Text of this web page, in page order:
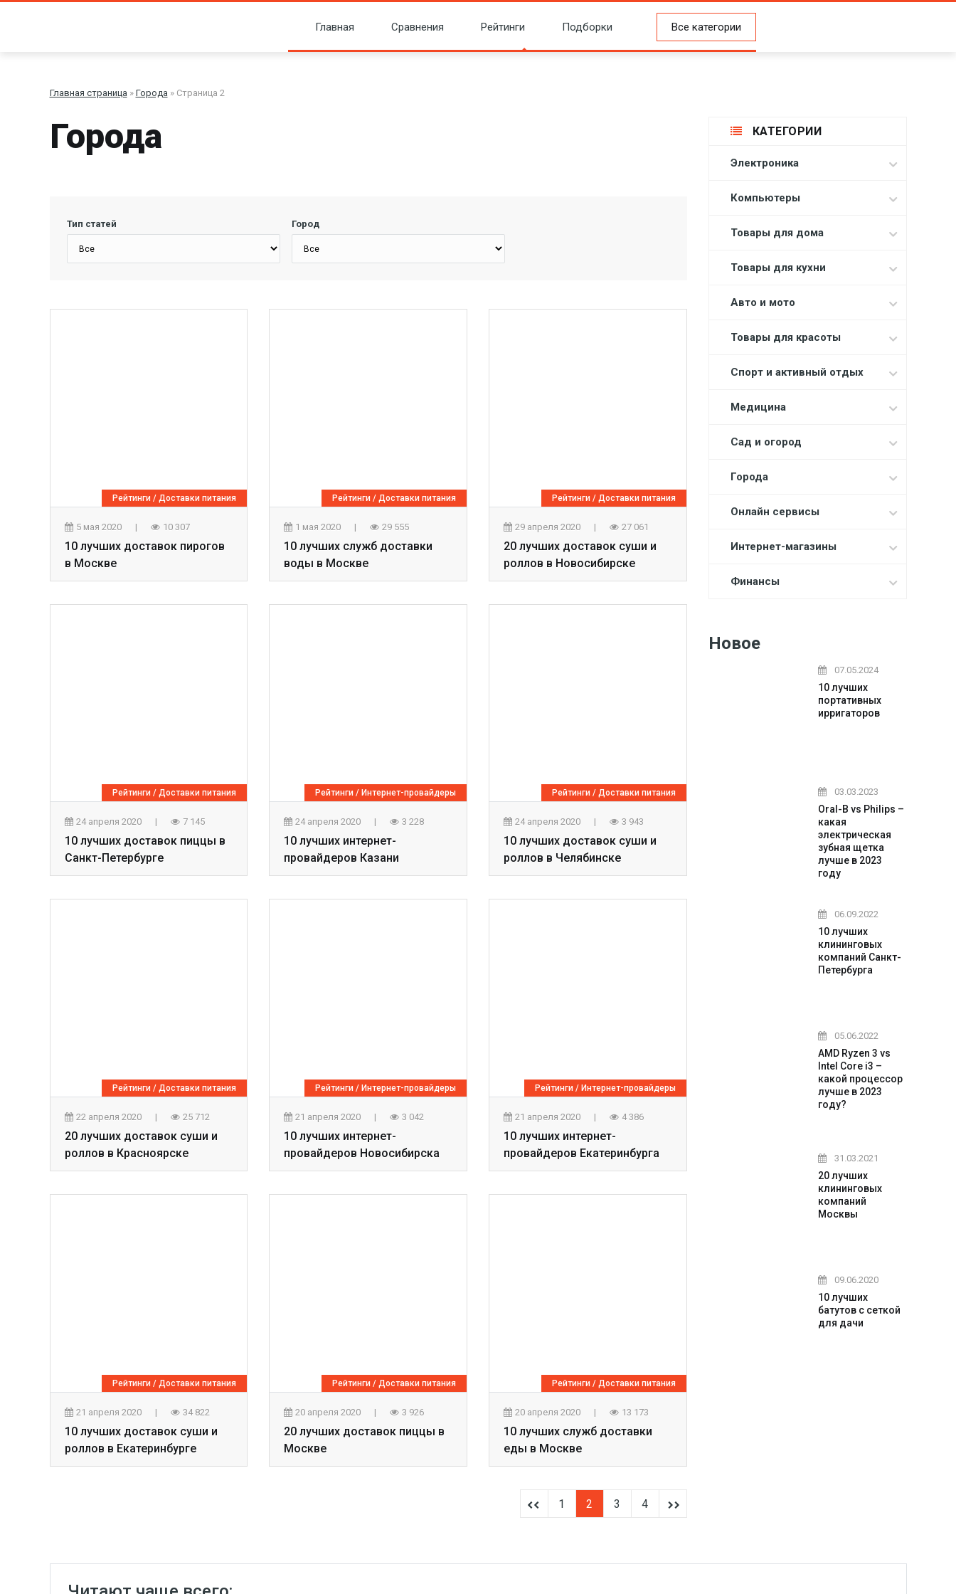
Главная Сравнения Рейтинги Подборки Все категории
Главная страница » Города » Страница 2
Города
Тип статей Город
Рейтинги / Доставки питания
5 мая 2020 | 10 307
10 лучших доставок пирогов
в Москве
Рейтинги/ Доставки питания
1 мая 2020 | 29 555
10 лучших служб доставки
воды в Москве
Рейтинги/ Доставки питания
29 апреля 2020 | 27 061
20 лучших доставок суши и
роллов в Новосибирске
Рейтинги /Доставки питания
24 апреля 2020 | 7 145
10 лучших доставок пиццы в
Санкт-Петербурге
Рейтинги/ Интернет-провайдеры
24 апреля 2020 | 3 228
10 лучших интернет-
провайдеров Казани
Рейтинги/ Доставки питания
24 апреля 2020 | 3 943
10 лучших доставок суши и
роллов в Челябинске
Рейтинги /Доставки питания
22 апреля 2020 | 25 712
20 лучших доставок суши и
роллов в Красноярске
Рейтинги/ Интернет-провайдеры
21 апреля 2020 | 3 042
10 лучших интернет-
провайдеров Новосибирска
Рейтинги/ Интернет-провайдеры
21 апреля 2020 | 4 386
10 лучших интернет-
провайдеров Екатеринбурга
Рейтинги /Доставки питания
21 апреля 2020 | 34 822
10 лучших доставок суши и
роллов в Екатеринбурге
Рейтинги/ Доставки питания
20 апреля 2020 | 3 926
20 лучших доставок пиццы в
Москве
Рейтинги/ Доставки питания
20 апреля 2020 | 13 173
10 лучших служб доставки
еды в Москве
1 2 3 4
КАТЕГОРИИ
Электроника
Компьютеры
Товары для дома
Товары для кухни
Авто и мото
Товары для красоты
Спорт и активный отдых
Медицина
Сад и огород
Города
Онлайн сервисы
Интернет-магазины
Финансы
Новое
07.05.2024
10 лучших
портативных
ирригаторов
03.03.2023
Oral-B vs Philips –
какая
электрическая
зубная щетка
лучше в 2023
году
06.09.2022
10 лучших
клининговых
компаний Санкт-
Петербурга
05.06.2022
AMD Ryzen 3 vs
Intel Core i3 –
какой процессор
лучше в 2023
году?
31.03.2021
20 лучших
клининговых
компаний
Москвы
09.06.2020
10 лучших
батутов с сеткой
для дачи